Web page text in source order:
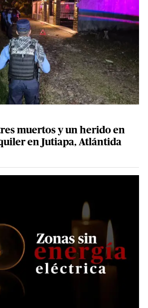
muertos y un herido en
en Jutiapa, Atlántida